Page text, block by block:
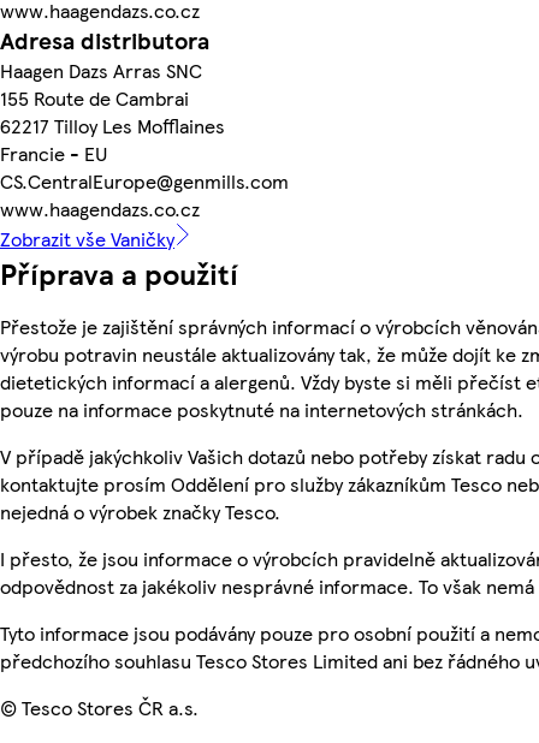
www.haagendazs.co.cz
Adresa distributora
Haagen Dazs Arras SNC
155 Route de Cambrai
62217 Tilloy Les Mofflaines
Francie - EU
CS.CentralEurope@genmills.com
www.haagendazs.co.cz
Zobrazit vše Vaničky
Příprava a použití
Přestože je zajištění správných informací o výrobcích
výrobu potravin neustále aktualizovány tak, že může dojít ke
dietetických informací a alergenů. Vždy byste si měli přečíst
pouze na informace poskytnuté na internetových stránkách.
V případě jakýchkoliv Vašich dotazů nebo potřeby získat radu
kontaktujte prosím Oddělení pro služby zákazníkům Tesco
nejedná o výrobek značky Tesco.
I přesto, že jsou informace o výrobcích pravidelně
odpovědnost za jakékoliv nesprávné informace. To však
Tyto informace jsou podávány pouze pro osobní použití a
předchozího souhlasu Tesco Stores Limited ani bez řádného
© Tesco Stores ČR a.s.